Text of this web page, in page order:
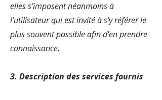
elles s’imposent néanmoins à
l’utilisateur qui est invité à s’y référer le
plus souvent possible afin d’en prendre
connaissance.
3. Description des services fournis